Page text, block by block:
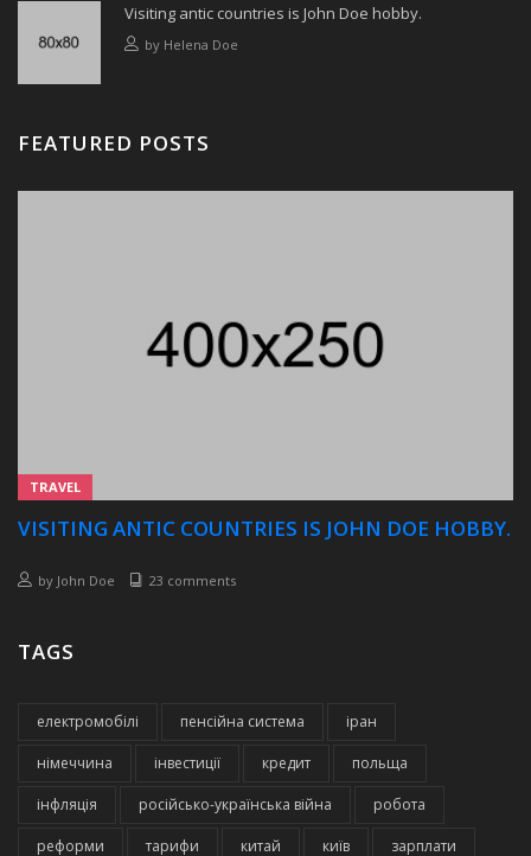
Visiting antic countries is John Doe hobby.
by Helena Doe
FEATURED POSTS
TRAVEL
VISITING ANTIC COUNTRIES IS JOHN DOE HOBBY.
by John Doe 23 comments
TAGS
електромобілі пенсійна система іран
німеччина інвестиції кредит польща
інфляція російсько-українська війна робота
реформи тарифи китай київ зарплати